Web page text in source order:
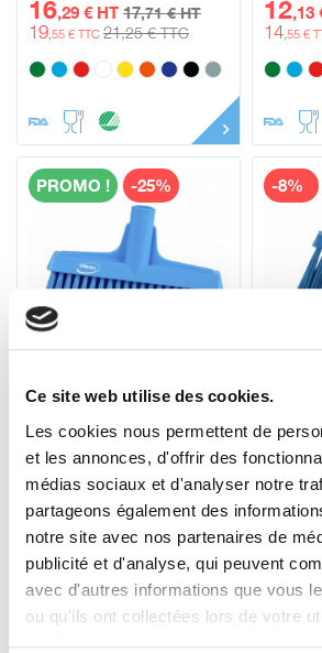
Ce site web utilise des cookies.
Les cookies nous permettent de
et les annonces, d'offrir des
médias sociaux et d'analyser notre
partageons également des
notre site avec nos partenaires de
publicité et d'analyse, qui peuvent
avec d'autres informations que vous
ou qu'ils ont collectées lors de votre
mm, Medium
16,29 € HT 17,71 € HT
19,55 € TTC 21,25 € TTC
12,13
14,55 €
31053
Balai, biseauté Vikan,
260 mm, Medium
12,14 € HT16,18 € HT
14,56 € TTC19,42 € TTC
PROMO ! -25%
29143
290
15,30
18,36 €
-8%